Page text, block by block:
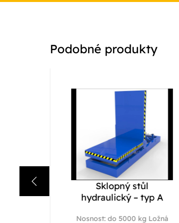
Podobné produkty
Sklopný stůl
hydraulický – typ A
Nosnost: do 5000 kg Ložná